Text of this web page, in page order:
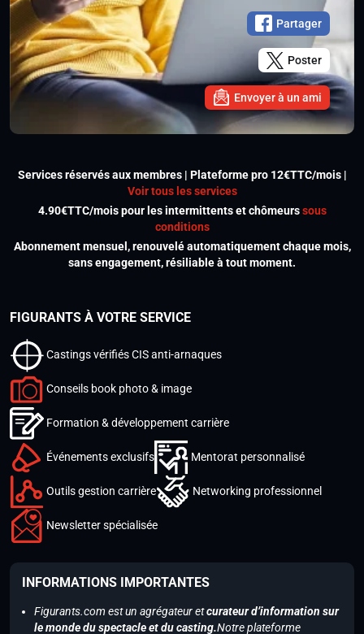
Partager
Poster
Envoyer à un ami
Services réservés aux membres | Plateforme pro 12€TTC/mois |
Voir tous les services
4.90€TTC/mois pour les intermittents et chômeurssous
conditions
Abonnement mensuel, renouvelé automatiquement chaque mois,
sans engagement, résiliable à tout moment.
FIGURANTS À VOTRE SERVICE
Castings vérifiés CIS anti-arnaques
Conseils book photo & image
Formation & développement carrière
Événements exclusifs Mentorat personnalisé
Outils gestion carrière Networking professionnel
Newsletter spécialisée
INFORMATIONS IMPORTANTES
Figurants.com est un agrégateur etcurateur d’information sur
le monde du spectacle et du casting.Notre plateforme